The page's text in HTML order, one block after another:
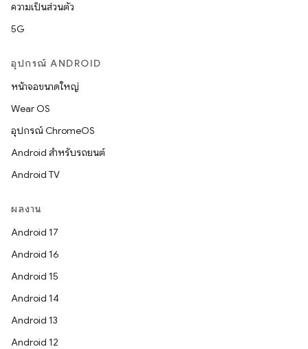
ความเป็นส่วนตัว
5G
อุปกรณ์ ANDROID
หน้าจอขนาดใหญ่
Wear OS
อุปกรณ์ ChromeOS
Android สำหรับรถยนต์
Android TV
ผลงาน
Android 17
Android 16
Android 15
Android 14
Android 13
Android 12